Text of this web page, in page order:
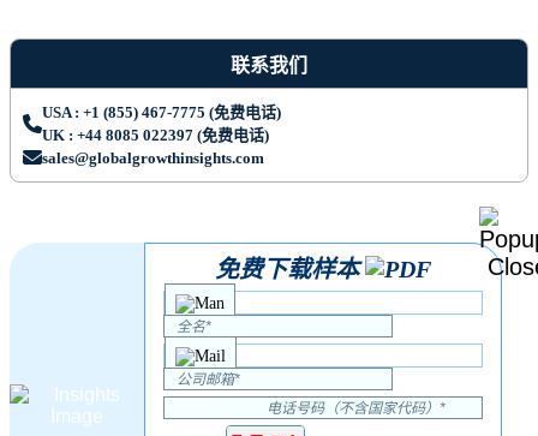
联系我们
USA : +1 (855) 467-7775 (免费电话)
UK : +44 8085 022397 (免费电话)
sales@globalgrowthinsights.com
免费下载样本